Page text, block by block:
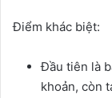
Điểm khác biệt:
Đầu tiên là
khoản, còn